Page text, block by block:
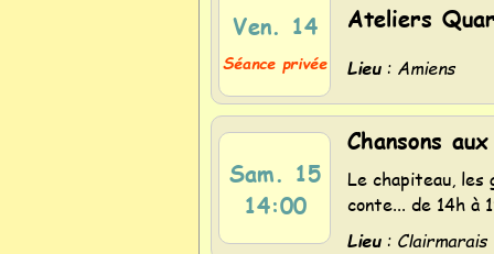
Ven. 14
Séance privée
Ateliers
Lieu: Amiens
Sam. 15
14:00
Chansons
Le chapiteau, les
conte... de 14h
Lieu: Clairmarais